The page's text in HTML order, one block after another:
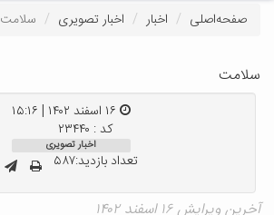
صفحه‌اصلی اخبار اخبار تصویری سلامت
سلامت
کد : ۲۳۴۴۰
اخبار تصویری
تعداد بازدید:۵۸۷